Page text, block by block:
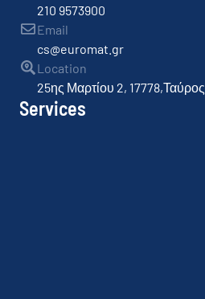
210 9573900
Email
cs@euromat.gr
Location
25ης Μαρτίου 2, 17778,Ταύρος
Services